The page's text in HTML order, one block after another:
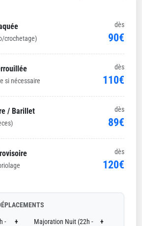
crochetage)
dès
90€
si nécessaire
dès
110€
/ Barillet dès
89€
dès
120€
-
+
Majoration Nuit (22h -
+